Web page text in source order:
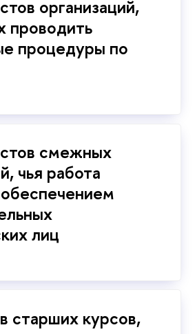
организаций,
проводить
процедуры по
смежных
чья работа
лиц
старших курсов,